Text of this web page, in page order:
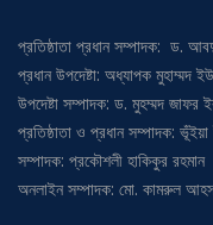
প্রতিষ্ঠাতা প্রধান সম্পাদক: ড.
প্রধান উপদেষ্টা: অধ্যাপক মুহাম্মদ
উপদেষ্টা সম্পাদক: ড. মুহম্মদ জাফর
প্রতিষ্ঠাতা ও প্রধান সম্পাদক: ভূঁইয়া
সম্পাদক: প্রকৌশলী হাকিকুর রহমান
অনলাইন সম্পাদক: মো. কামরুল